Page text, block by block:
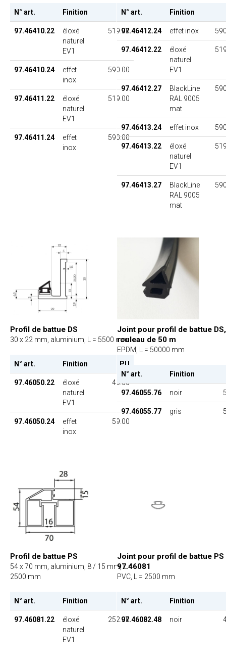
N° art. Finition PU
97.46410.22
éloxé
naturel
EV1
519.00
97.46410.24
effet
inox
590.00
97.46411.22
éloxé
naturel
EV1
519.00
97.46411.24
effet
inox
590.00
N° art. Finition
97.46412.24 effet inox
97.46412.22
éloxé
naturel
EV1
97.46412.27
BlackLine
RAL 9005
mat
97.46413.24 effet inox
97.46413.22
éloxé
naturel
EV1
97.46413.27
BlackLine
RAL 9005
mat
Profil de battue DS
30 x 22 mm, aluminium, L = 5500 mm
N° art. Finition PU
97.46050.22
éloxé
naturel
EV1
45.00
97.46050.24
effet
inox
59.00
Joint pour profil de battue DS,
rouleau de 50 m
EPDM, L = 50000 mm
N° art. Finition
97.46055.76 noir
97.46055.77 gris
Profil de battue PS
54 x 70 mm, aluminium, 8 / 15 mm, L =
2500 mm
N° art. Finition PU
97.46081.22
éloxé
naturel
EV1
252.00
Joint pour profil de battue PS
97.46081
PVC, L = 2500 mm
N° art. Finition
97.46082.48 noir